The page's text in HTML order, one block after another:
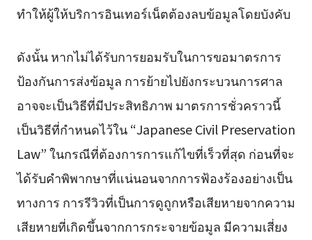
ทำให้ผู้ให้บริการอินเทอร์เน็ตต้องลบข้อมูลโดยบังคับ
ดังนั้น หากไม่ได้รับการยอมรับในการขอมาตรการ
ป้องกันการส่งข้อมูล การย้ายไปยังกระบวนการศาล
อาจจะเป็นวิธีที่มีประสิทธิภาพ มาตรการชั่วคราวนี้
เป็นวิธีที่กำหนดไว้ใน “Japanese Civil Preservation
Law” ในกรณีที่ต้องการการแก้ไขที่เร็วที่สุด ก่อนที่จะ
ได้รับคำพิพากษาที่แน่นอนจากการฟ้องร้องอย่างเป็น
ทางการ การรีวิวที่เป็นการดูถูกหรือเสียหายจากความ
เสียหายที่เกิดขึ้นจากการกระจายข้อมูล มีความเสี่ยง